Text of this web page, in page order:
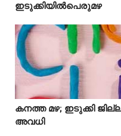
ഇടുക്കിയിൽപെരുമഴ
  
കനത്ത മഴ; ഇടുക്കി
അവധി